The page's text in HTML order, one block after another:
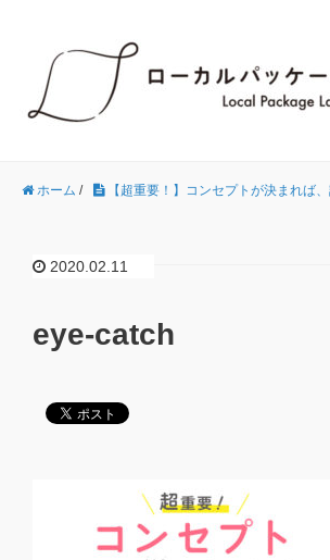
ホーム / 【超重要！】コンセプトが決まれば
2020.02.11
eye-catch